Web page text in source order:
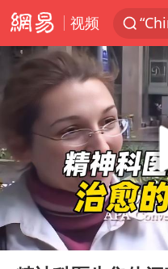
视频
伊
新
香
浙
Play
00:00